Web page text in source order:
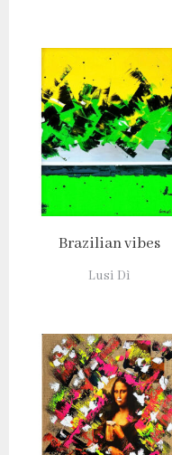
Brazilian vibes
Lusi Dì